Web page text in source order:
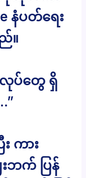
နံပတ်ရေး
။
ပ်တွေ ရှိ
ကား
ဘက် ပြန်